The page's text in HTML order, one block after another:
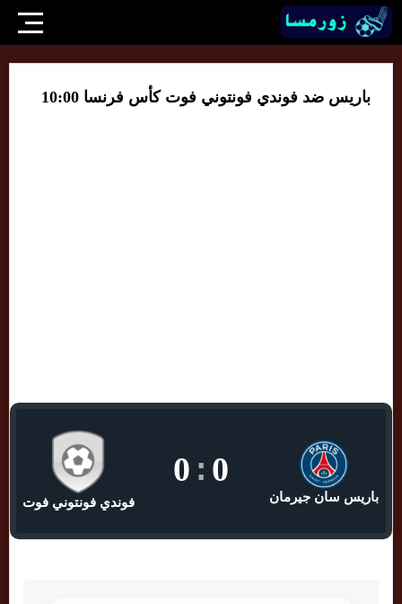
باريس ضد فوندي فونتوني فوت كأس فرنسا 10:00
باريس سان جيرمان
0
:
0
فوندي فونتوني فوت